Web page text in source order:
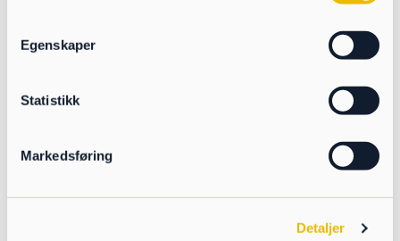
Egenskaper
Statistikk
Markedsføring
Detaljer